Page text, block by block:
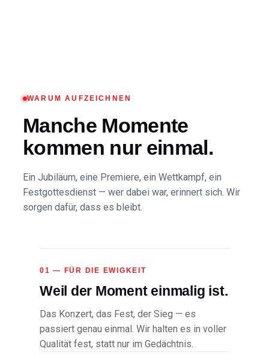
WARUM AUFZEICHNEN
Manche Momente
kommen nur einmal.
Ein Jubiläum, eine Premiere, ein Wettkampf, ein
Festgottesdienst — wer dabei war, erinnert sich. Wir
sorgen dafür, dass es bleibt.
01 — FÜR DIE EWIGKEIT
Weil der Moment einmalig ist.
Das Konzert, das Fest, der Sieg — es
passiert genau einmal. Wir halten es in voller
Qualität fest, statt nur im Gedächtnis.